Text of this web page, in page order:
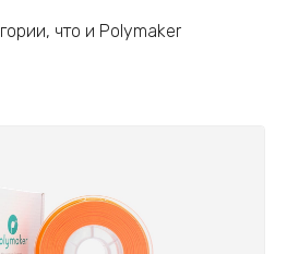
что и Polymaker